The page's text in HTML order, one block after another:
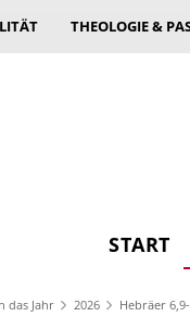
THEOLOGIE &
START
das Jahr 2026 Hebräer